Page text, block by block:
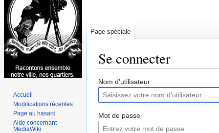
Se connecter
Aller
la
navigation
Aller
la
recherche
Nom d’utilisateur
Mot de passe
Page spéciale
Accueil
Modifications récentes
Page au hasard
Aide concernant
MediaWiki